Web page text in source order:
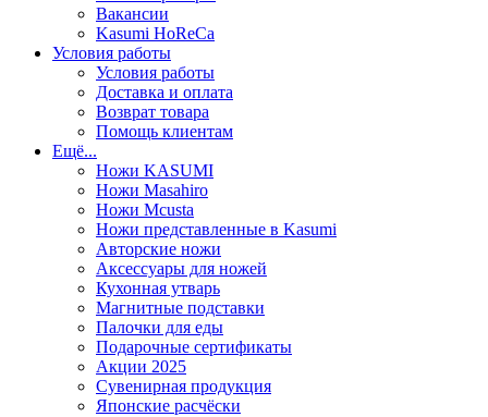
Вакансии
Kasumi HoReCa
Условия работы
Условия работы
Доставка и оплата
Возврат товара
Помощь клиентам
Ещё...
Ножи KASUMI
Ножи Masahiro
Ножи Mcusta
Ножи представленные в Kasumi
Авторские ножи
Аксессуары для ножей
Кухонная утварь
Магнитные подставки
Палочки для еды
Подарочные сертификаты
Акции 2025
Сувенирная продукция
Японские расчёски